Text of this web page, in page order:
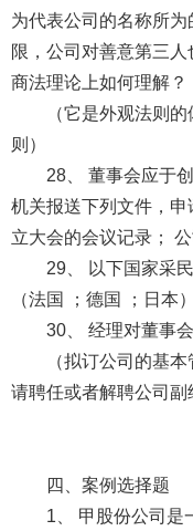
为代表公司的名称所
限，公司对善意第三
商法理论上如何理解？
（它是外观法则
则）
28、 董事会应于
机关报送下列文件，申
立大会的会议记录； 公
29、 以下国家采
（法国 ；德国 ；日本）
30、 经理对董事
（拟订公司的基
请聘任或者解聘公司副
四、案例选择题
1、 甲股份公司是